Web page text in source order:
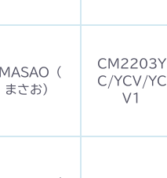
MASAO（
まさお）
CM2203Y
C/YCV/YC
V1